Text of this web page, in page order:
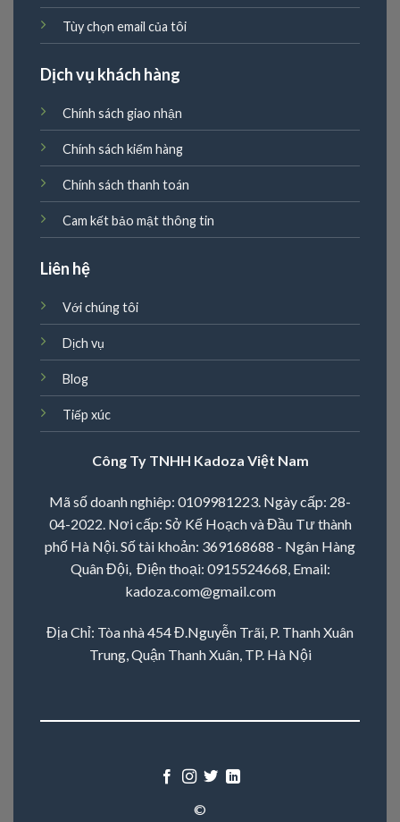
Tùy chọn email của tôi
Dịch vụ khách hàng
Chính sách giao nhận
Chính sách kiểm hàng
Chính sách thanh toán
Cam kết bảo mật thông tin
Liên hệ
Với chúng tôi
Dịch vụ
Blog
Tiếp xúc
Công Ty TNHH Kadoza Việt Nam
Mã số doanh nghiêp: 0109981223. Ngày cấp: 28-
04-2022. Nơi cấp: Sở Kế Hoạch và Đầu Tư thành
phố Hà Nội. Số tài khoản: 369168688 - Ngân Hàng
Quân Đội, Điện thoại: 0915524668, Email:
kadoza.com@gmail.com
Địa Chỉ: Tòa nhà 454 Đ.Nguyễn Trãi, P. Thanh Xuân
Trung, Quận Thanh Xuân, TP. Hà Nội
©